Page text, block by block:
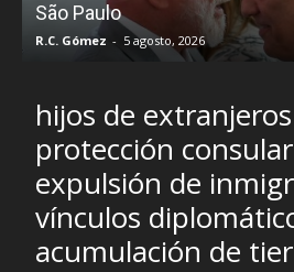
São Paulo
R.C. Gómez - 5 agosto, 2026
hijos de extranjeros
protección consular
expulsión de
vínculos
acumulación de